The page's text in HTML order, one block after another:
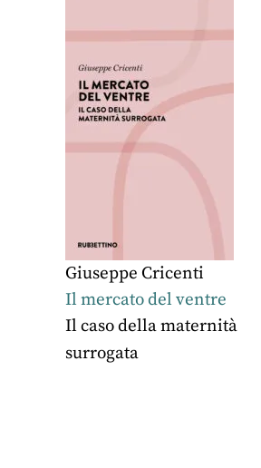
Giuseppe Cricenti
Il mercato del ventre
Il caso della maternità
surrogata